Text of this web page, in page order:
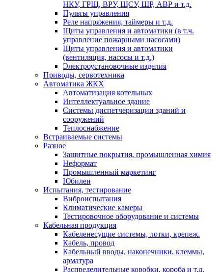
НКУ, ГРЩ, ВРУ, ЩСУ, ШР, АВР и т.д.
Пульты управления
Реле напряжения, таймеры и т.д.
Щиты управления и автоматики (в т.ч.
управление пожарными насосами)
Щиты управления и автоматики
(вентиляция, насосы и т.д.)
Электроустановочные изделия
Приводы, сервотехника
Автоматика ЖКХ
Автоматизация котельных
Интеллектуальное здание
Системы диспетчеризации зданий и
сооружений
Теплоснабжение
Встраиваемые системы
Разное
Защитные покрытия, промышленная химия
Неформат
Промышленный маркетинг
Юбилеи
Испытания, тестирование
Виброиспытания
Климатические камеры
Тестировочное оборудование и системы
Кабельная продукция
Кабеленесущие системы, лотки, крепеж.
Кабель, провод
Кабельный вводы, наконечники, клеммы,
арматура
Распределительные коробки, короба и т.д.